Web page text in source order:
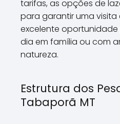
tarifas, as opções de
para garantir uma visita
excelente
dia em família ou com
natureza.
Estrutura dos
Tabaporã MT